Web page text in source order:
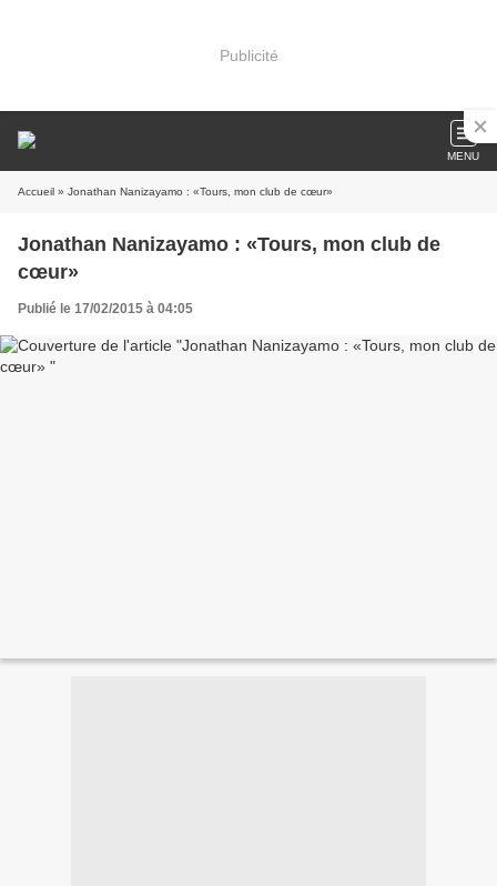
Publicité
MENU
Accueil » Jonathan Nanizayamo : «Tours, mon club de cœur»
Jonathan Nanizayamo : «Tours, mon club de
cœur»
Publié le 17/02/2015 à 04:05